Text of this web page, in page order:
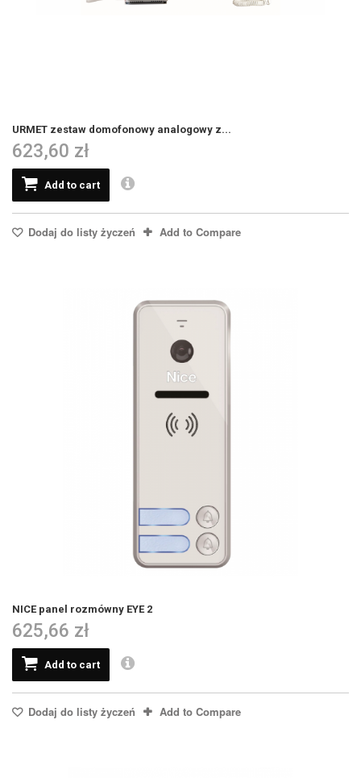
URMET zestaw domofonowy analogowy z...
623,60 zł
Add to cart
Dodaj do listy życzeń Add to Compare
NICE panel rozmówny EYE 2
625,66 zł
Add to cart
Dodaj do listy życzeń Add to Compare